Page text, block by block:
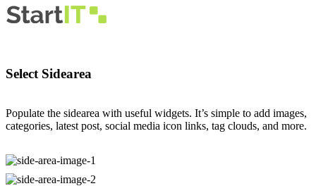
Select Sidearea
Populate the sidearea with useful widgets. It’s simple to add images,
categories, latest post, social media icon links, tag clouds, and more.